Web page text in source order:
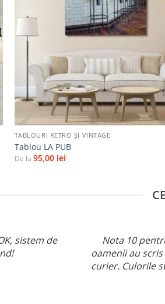
TABLOURI RETRO ȘI VINTAGE
Tablou LA PUB
De la 95,00 lei
sistem de
Nota 10
oamenii au scris
curier. Culorile